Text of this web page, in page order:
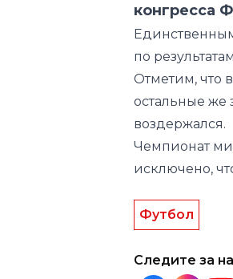
конгресса
по
Отметим, что
остальные же
воздержался.
Чемпионат
исключено,
Футбол
Следите за